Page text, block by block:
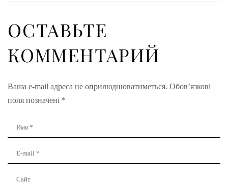
ОСТАВЬТЕ
КОММЕНТАРИЙ
Ваша e-mail адреса не оприлюднюватиметься. Обов’язкові
поля позначені *